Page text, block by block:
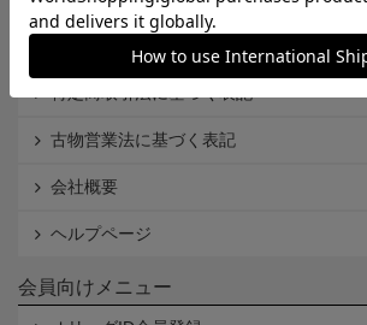
Cookieポリシー
特定商取引法に基づく表記
古物営業法に基づく表記
会社概要
ヘルプページ
会員向けメニュー